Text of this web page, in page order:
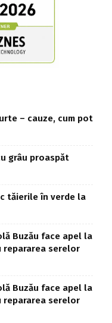
– cauze, cum pot
grâu proaspăt
tăierile în verde la
Buzău face apel la
repararea serelor
Buzău face apel la
repararea serelor